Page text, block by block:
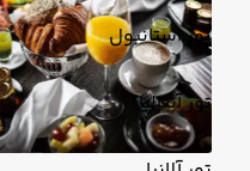
تور استانبول
تور آنتالیا